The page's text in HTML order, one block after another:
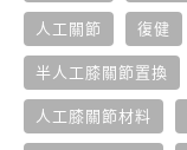
人工關節 復健
半人工膝關節置換
人工膝關節材料